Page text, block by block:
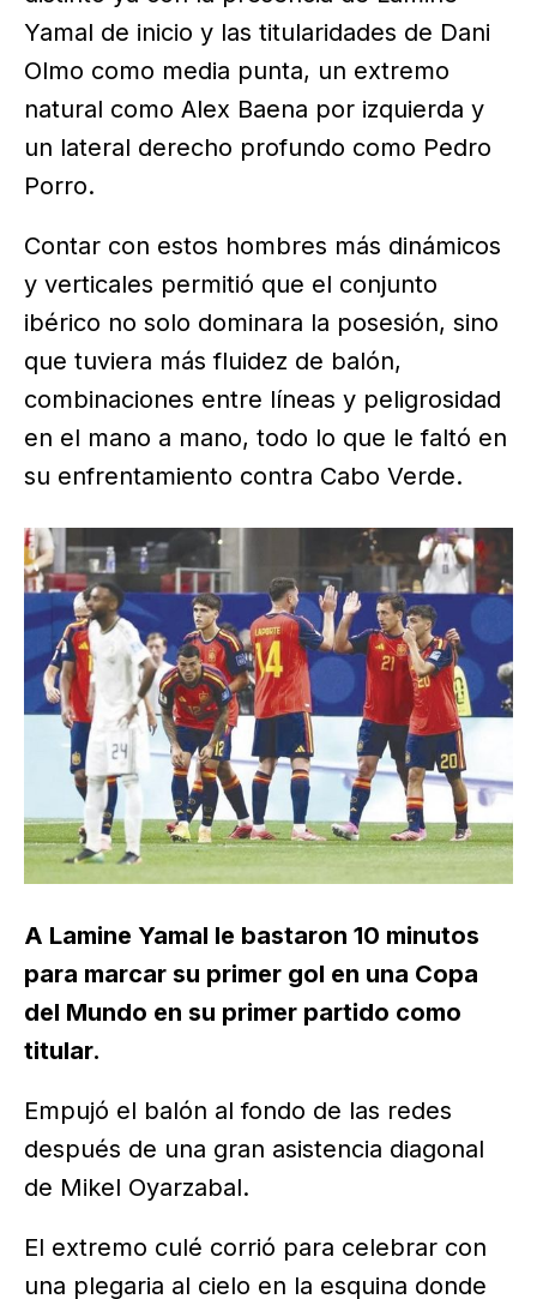
Yamal de inicio y las titularidades de Dani
Olmo como media punta, un extremo
natural como Alex Baena por izquierda y
un lateral derecho profundo como Pedro
Porro.
Contar con estos hombres más dinámicos
y verticales permitió que el conjunto
ibérico no solo dominara la posesión, sino
que tuviera más fluidez de balón,
combinaciones entre líneas y peligrosidad
en el mano a mano, todo lo que le faltó en
su enfrentamiento contra Cabo Verde.
A Lamine Yamal le bastaron 10 minutos
para marcar su primer gol en una Copa
del Mundo en su primer partido como
titular.
Empujó el balón al fondo de las redes
después de una gran asistencia diagonal
de Mikel Oyarzabal.
El extremo culé corrió para celebrar con
una plegaria al cielo en la esquina donde